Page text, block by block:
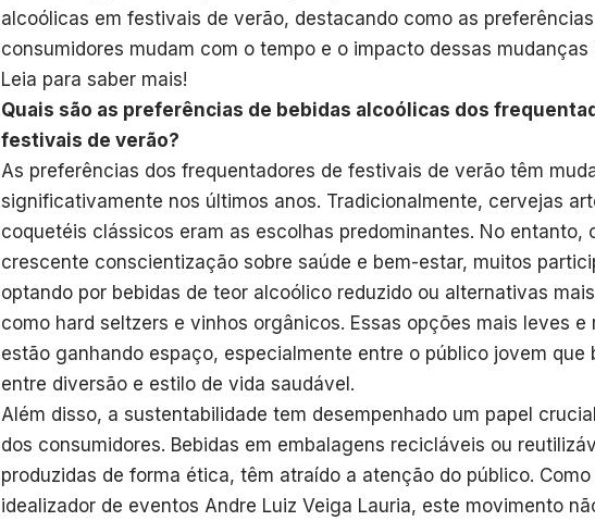
alcoólicas em festivais de verão, destacando como as
consumidores mudam com o tempo e o impacto dessas mudanças
Leia para saber mais!
Quais são as preferências de bebidas alcoólicas dos
festivais de verão?
As preferências dos frequentadores de festivais de verão têm
significativamente nos últimos anos. Tradicionalmente, cervejas
coquetéis clássicos eram as escolhas predominantes. No entanto,
crescente conscientização sobre saúde e bem-estar, muitos
optando por bebidas de teor alcoólico reduzido ou alternativas
como hard seltzers e vinhos orgânicos. Essas opções mais leves e
estão ganhando espaço, especialmente entre o público jovem que
entre diversão e estilo de vida saudável.
Além disso, a sustentabilidade tem desempenhado um papel
dos consumidores. Bebidas em embalagens recicláveis ou
produzidas de forma ética, têm atraído a atenção do público.
idealizador de eventos Andre Luiz Veiga Lauria, este movimento